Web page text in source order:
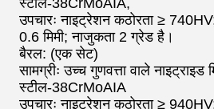
स्टील-38CrMoAIA,
उपचारः नाइट्रेशन कठोरता ≥
0.6 मिमी; नाजुकता 2 ग्रेड है।
बैरल: (एक सेट)
सामग्रीः उच्च गुणवत्ता वाले नाइट्राइड
स्टील-38CrMoAIA
उपचारः नाइट्रेशन कठोरता ≥